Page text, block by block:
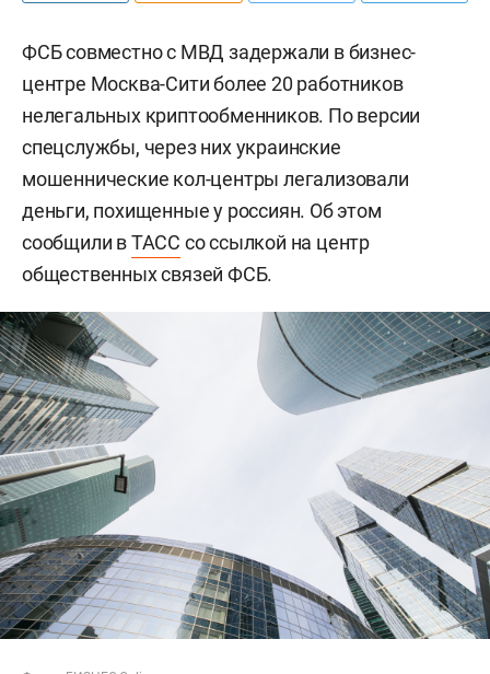
ФСБ совместно с МВД задержали в бизнес-
центре Москва-Сити более 20 работников
нелегальных криптообменников. По версии
спецслужбы, через них украинские
мошеннические кол-центры легализовали
деньги, похищенные у россиян. Об этом
сообщили вТАСС со ссылкой на центр
общественных связей ФСБ.